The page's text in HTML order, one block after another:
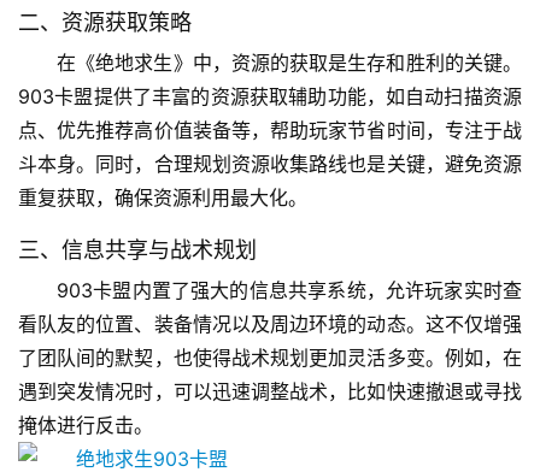
二、资源获取策略
在《绝地求生》中，资源的获取是生存和胜利的关键。
903卡盟提供了丰富的资源获取辅助功能，如自动扫描资源
点、优先推荐高价值装备等，帮助玩家节省时间，专注于战
斗本身。同时，合理规划资源收集路线也是关键，避免资源
重复获取，确保资源利用最大化。
三、信息共享与战术规划
903卡盟内置了强大的信息共享系统，允许玩家实时查
看队友的位置、装备情况以及周边环境的动态。这不仅增强
了团队间的默契，也使得战术规划更加灵活多变。例如，在
遇到突发情况时，可以迅速调整战术，比如快速撤退或寻找
掩体进行反击。